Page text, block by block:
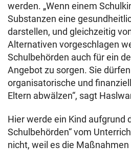
werden. „Wenn einem
Substanzen eine
darstellen, und gleichzeitig
Alternativen vorgeschlagen
Schulbehörden auch für ein
Angebot zu sorgen. Sie
organisatorische und
Eltern abwälzen“, sagt
Hier werde ein Kind aufgrund
Schulbehörden“ vom
nicht, weil es die